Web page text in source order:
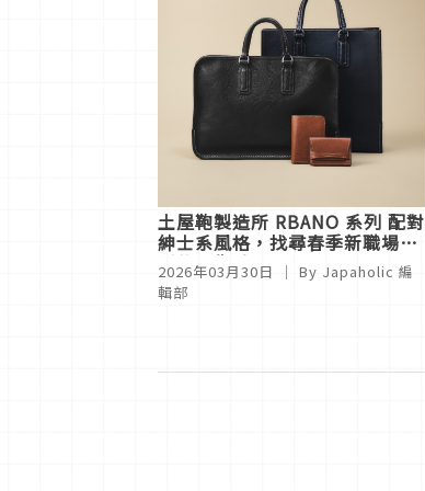
土屋鞄製造所 RBANO 系列 配對
紳士系風格，找尋春季新職場生
活的可靠夥伴
2026年03月30日 ｜ By Japaholic 編
輯部